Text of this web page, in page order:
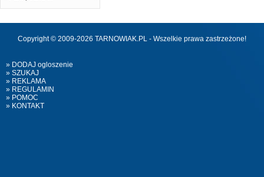
Copyright © 2009-2026 TARNOWIAK.PL - Wszelkie prawa zastrzeżone!
» DODAJ ogloszenie
» SZUKAJ
» REKLAMA
» REGULAMIN
» POMOC
» KONTAKT